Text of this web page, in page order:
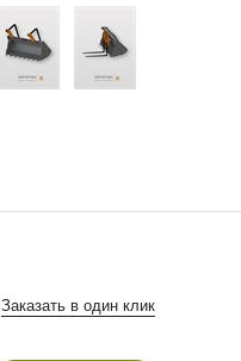
Заказать в один клик